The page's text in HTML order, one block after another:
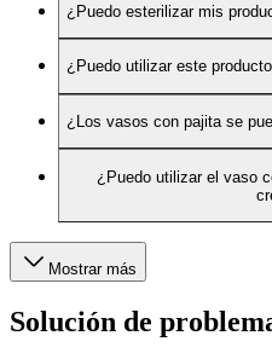
¿Puedo esterilizar mis
¿Puedo utilizar este
¿Los vasos con pajita se
¿Puedo utilizar el vaso
Mostrar más
Solución de